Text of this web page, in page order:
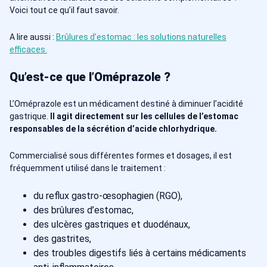
Voici tout ce qu’il faut savoir.
A lire aussi : Brûlures d’estomac : les solutions naturelles
efficaces.
Qu’est-ce que l’Oméprazole ?
L’Oméprazole est un médicament destiné à diminuer l’acidité
gastrique.
Il agit directement sur les cellules de l’estomac
responsables de la sécrétion d’acide chlorhydrique.
Commercialisé sous différentes formes et dosages, il est
fréquemment utilisé dans le traitement :
du reflux gastro-œsophagien (RGO),
des brûlures d’estomac,
des ulcères gastriques et duodénaux,
des gastrites,
des troubles digestifs liés à certains médicaments